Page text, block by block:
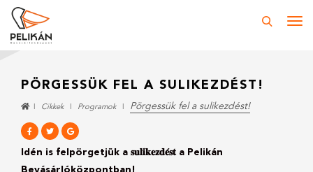
PÖRGESSÜK FEL A SULIKEZDÉST!
Cikkek Programok Pörgessük fel a sulikezdést!
Idén is felpörgetjük a 𝐬𝐮𝐥𝐢𝐤𝐞𝐳𝐝𝐞́𝐬𝐭 a Pelikán